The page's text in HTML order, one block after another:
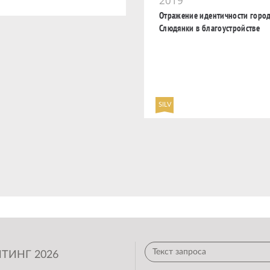
Отражение идентичности
Слюдянки в благоустройстве
SILV
2026